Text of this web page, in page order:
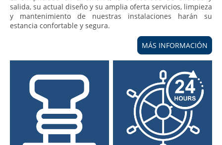
salida, su actual diseño y su amplia oferta servicios, limpieza
y mantenimiento de nuestras instalaciones harán su
estancia confortable y segura.
MÁS INFORMACIÓN